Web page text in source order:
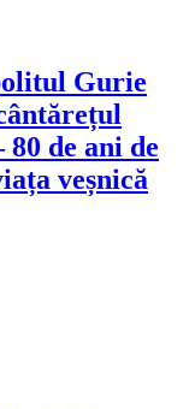
Gurie
de ani de
veșnică